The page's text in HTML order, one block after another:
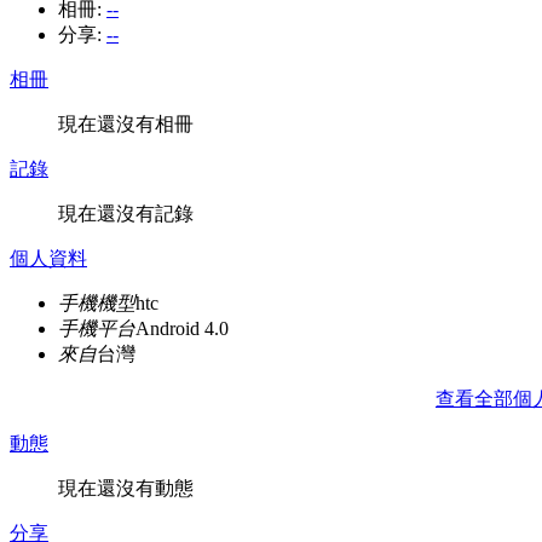
相冊: --
分享: --
相冊
現在還沒有相冊
記錄
現在還沒有記錄
個人資料
手機機型htc
手機平台Android 4.0
來自台灣
查看全部個
動態
現在還沒有動態
分享